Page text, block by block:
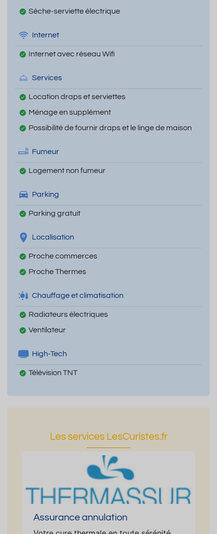
Sèche-serviette électrique
Internet
Internet avec réseau Wifi
Services
Location draps et serviettes
Ménage en supplément
Possibilité de fournir draps et le linge de maison
Fumeur
Logement non fumeur
Parking
Parking gratuit
Localisation
Proche commerces
Proche Thermes
Chauffage et climatisation
Radiateurs électriques
Ventilateur
High-Tech
Télévision TNT
Les services LesCuristes.fr
Assurance annulation